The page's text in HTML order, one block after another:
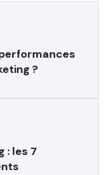
?
: les 7